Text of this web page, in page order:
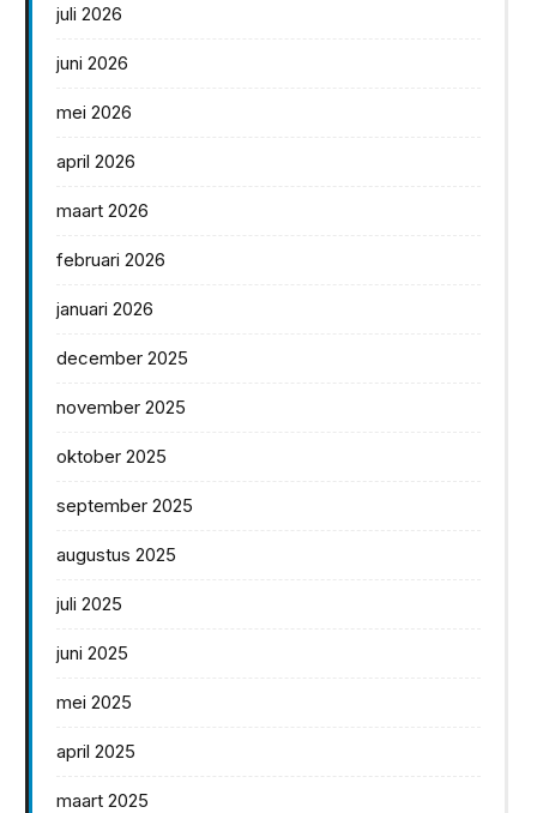
juli 2026
juni 2026
mei 2026
april 2026
maart 2026
februari 2026
januari 2026
december 2025
november 2025
oktober 2025
september 2025
augustus 2025
juli 2025
juni 2025
mei 2025
april 2025
maart 2025